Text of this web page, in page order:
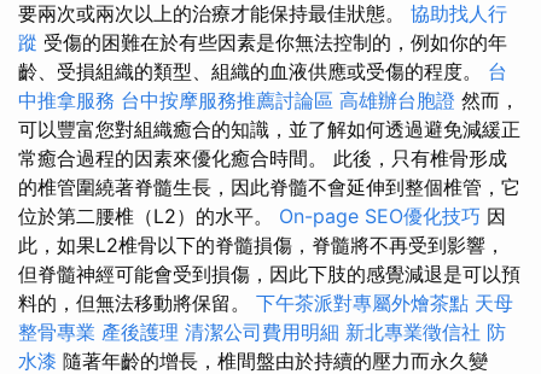
要兩次或兩次以上的治療才能保持最佳狀態。 協助找人行
蹤 受傷的困難在於有些因素是你無法控制的，例如你的年
齡、受損組織的類型、組織的血液供應或受傷的程度。 台
中推拿服務 台中按摩服務推薦討論區 高雄辦台胞證 然而，
可以豐富您對組織癒合的知識，並了解如何透過避免減緩正
常癒合過程的因素來優化癒合時間。 此後，只有椎骨形成
的椎管圍繞著脊髓生長，因此脊髓不會延伸到整個椎管，它
位於第二腰椎（L2）的水平。 On-page SEO優化技巧 因
此，如果L2椎骨以下的脊髓損傷，脊髓將不再受到影響，
但脊髓神經可能會受到損傷，因此下肢的感覺減退是可以預
料的，但無法移動將保留。 下午茶派對專屬外燴茶點 天母
整骨專業 產後護理 清潔公司費用明細 新北專業徵信社 防
水漆 隨著年齡的增長，椎間盤由於持續的壓力而永久變